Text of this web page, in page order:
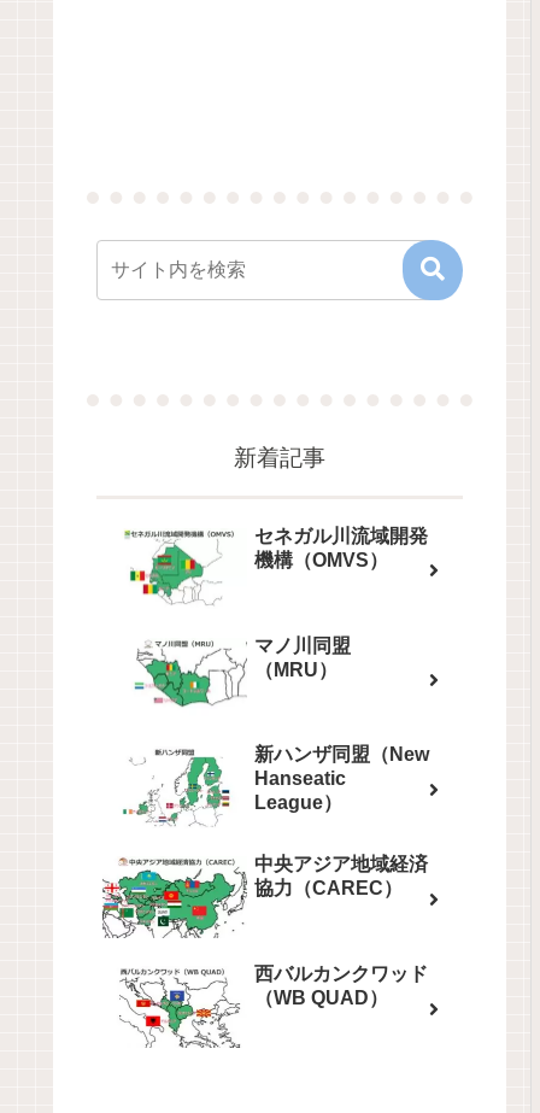
新着記事
セネガル川流域開発
機構（OMVS）
マノ川同盟
（MRU）
新ハンザ同盟（New
Hanseatic
League）
中央アジア地域経済
協力（CAREC）
西バルカンクワッド
（WB QUAD）